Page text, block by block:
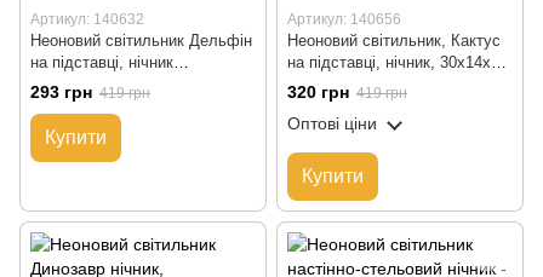
Артикул: 140632
Неоновий світильник Дельфін
на підставці, нічник
17,5x10x27,7 см, синій,
батарейки/USB провід
(140632)
293 грн 419 грн
Купити
Артикул: 140656
Неоновий світильник, Кактус
на підставці, нічник, 30x14x8,5
см, зелений колір, батарейки
3 AA, USB (140656)
320 грн 419 грн
Оптові ціни
Купити